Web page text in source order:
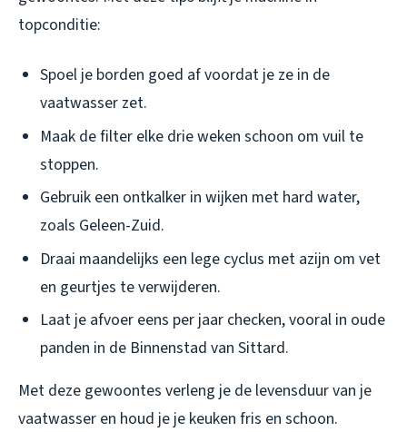
topconditie:
Spoel je borden goed af voordat je ze in de
vaatwasser zet.
Maak de filter elke drie weken schoon om vuil te
stoppen.
Gebruik een ontkalker in wijken met hard water,
zoals Geleen-Zuid.
Draai maandelijks een lege cyclus met azijn om vet
en geurtjes te verwijderen.
Laat je afvoer eens per jaar checken, vooral in oude
panden in de Binnenstad van Sittard.
Met deze gewoontes verleng je de levensduur van je
vaatwasser en houd je je keuken fris en schoon.